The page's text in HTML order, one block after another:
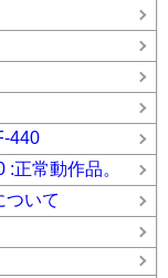
440
常動作品。
いて